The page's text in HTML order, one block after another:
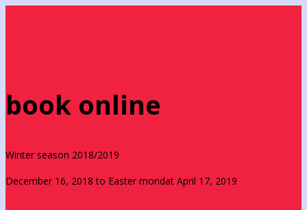
book online
Winter season 2018/2019
December 16, 2018 to Easter mondat April 17, 2019